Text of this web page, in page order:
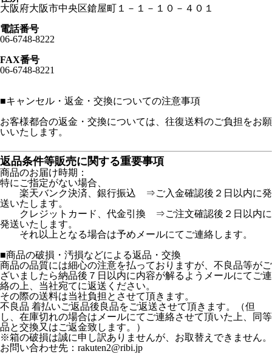
大阪府大阪市中央区鎗屋町１－１－１０－４０１
電話番号
06-6748-8222
FAX番号
06-6748-8221
■キャンセル・返金・交換についての注意事項
お客様都合の返金・交換については、往復送料のご負担をお願
いいたします。
返品条件等販売に関する重要事項
商品のお届け時期：
特にご指定がない場合、
楽天バンク決済、銀行振込 ⇒ご入金確認後２日以内に発
送いたします。
クレジットカード、代金引換 ⇒ご注文確認後２日以内に
発送いたします。
それ以上となる場合は予めメールにてご連絡します。
■商品の破損・汚損などによる返品・交換
商品の品質には細心の注意を払っておりますが、不良品等がご
ざいましたら納品後７日以内に内容が解るようメールにてご連
絡の上、当社宛てに返送ください。
その際の送料は当社負担とさせて頂きます。
不良品 着払いご返品後良品をご返送させて頂きます。（但
し、在庫切れの場合はメールにてご連絡させて頂いた上、同等
品と交換又はご返金致します。）
※箱の破損は誠に申し訳ありませんが、お取替えできません。
お問い合わせ先：rakuten2@ribi.jp